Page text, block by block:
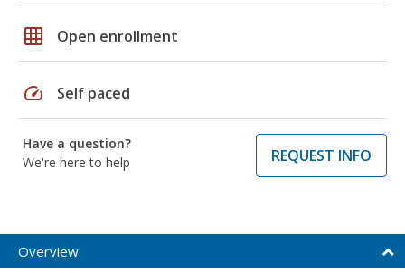
grid_on Open enrollment
speed Self paced
Have a question?
We're here to help
REQUEST INFO
Overview